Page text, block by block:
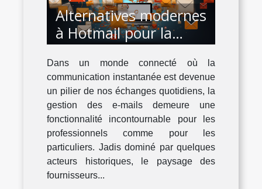
Alternatives modernes
à Hotmail pour la
gestion de vos e-mails
Dans un monde connecté où la
communication instantanée est devenue
un pilier de nos échanges quotidiens, la
gestion des e-mails demeure une
fonctionnalité incontournable pour les
professionnels comme pour les
particuliers. Jadis dominé par quelques
acteurs historiques, le paysage des
fournisseurs...